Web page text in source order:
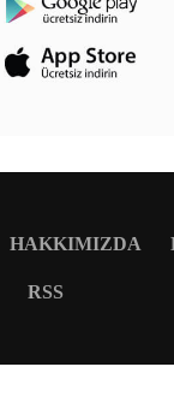
HAKKIMIZDA
RSS